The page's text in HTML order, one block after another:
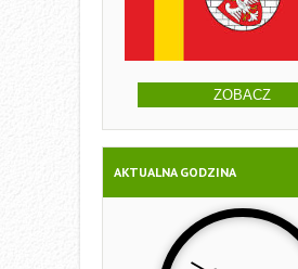
ZOBACZ
AKTUALNA GODZINA